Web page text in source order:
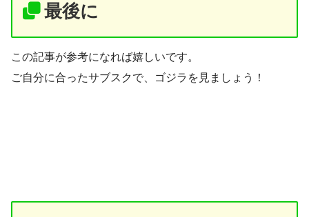
最後に
この記事が参考になれば嬉しいです。
ご自分に合ったサブスクで、ゴジラを見ましょう！